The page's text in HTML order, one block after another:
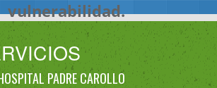
vulnerabilidad.
PADRE CAROLLO